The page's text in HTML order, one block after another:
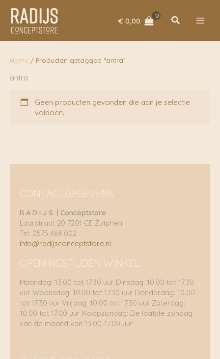
naar
inhoud
€ 0,00 Zoeken
Home / Producten getagged “antra”
antra
Geen producten gevonden die aan je selectie
voldoen.
CONTACTGEGEVENS
R A D I J S | Conceptstore
Laarstraat 20 7201 CE Zutphen
Tel: 0575 484 002
info@radijsconceptstore.nl
OPENINGSTIJDEN WINKEL
Maandag: 13.00 tot 17.30 uur Dinsdag: 10.00 tot 17.30
uur Woensdag: 10.00 tot 17.30 uur Donderdag: 10.00
tot 17.30 uur Vrijdag: 10.00 tot 17.30 uur Zaterdag:
10.00 tot 17.00 uur Koopzondag: De laatste zondag
van de maand van 13.00-17.00 uur